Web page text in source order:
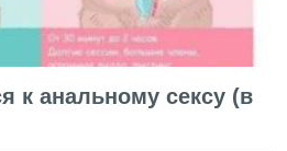
к анальному сексу (в